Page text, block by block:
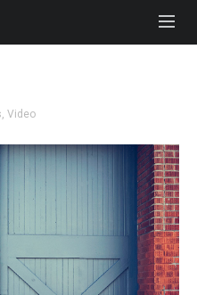
, Video